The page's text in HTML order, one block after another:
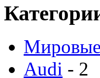
Мировые
Audi - 2